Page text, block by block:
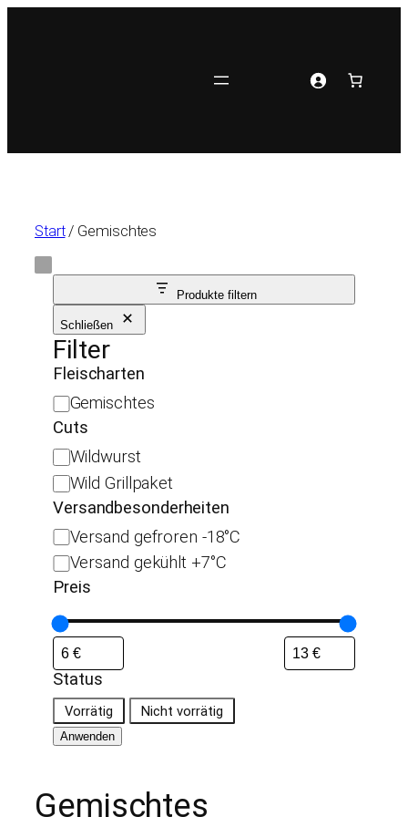
Start/ Gemischtes
Produkte filtern
Schließen
Filter
Fleischarten
F
l
e
i
s
c
h
a
r
e
Gemischtes
Cuts
C
u
t
s
Wildwurst
Wild Grillpaket
Versandbesonderheiten
V
e
r
a
d
b
e
s
d
Versand gefroren -18°C
Versand gekühlt +7°C
Preis
Status
t
u
Vorrätig Nicht vorrätig
Anwenden
Gemischtes